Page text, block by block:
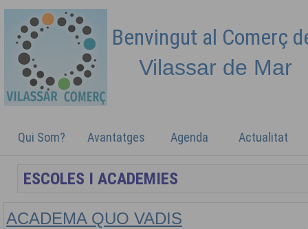
Benvingut al Comerç
Vilassar de Mar
Qui Som? Avantatges Agenda Actualitat
ACADEMA QUO VADIS